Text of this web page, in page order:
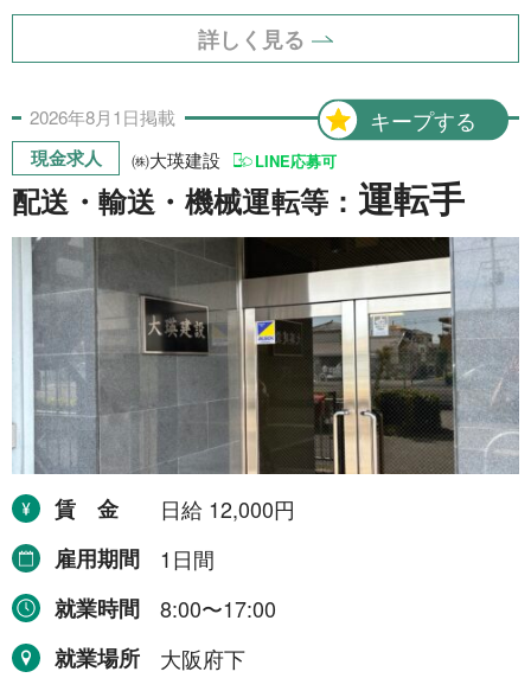
詳しく見る
キープする
2026年8月1日掲載
現金求人 ㈱大瑛建設 LINE応募可
配送・輸送・機械運転等： 運転手
賃金
日給 12,000円
雇用期間
1日間
就業時間
8:00〜17:00
就業場所
大阪府下